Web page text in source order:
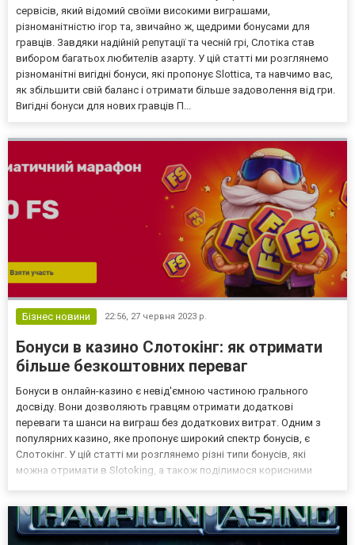
сервісів, який відомий своїми високими виграшами,
різноманітністю ігор та, звичайно ж, щедрими бонусами для
гравців. Завдяки надійній репутації та чесній грі, Слотіка став
вибором багатьох любителів азарту. У цій статті ми розглянемо
різноманітні вигідні бонуси, які пропонує Slottica, та навчимо вас,
як збільшити свій баланс і отримати більше задоволення від гри.
Вигідні бонуси для нових гравців П...
Бізнес новини 22:56, 27 червня 2023 р.
Бонуси в казино Слотокінг: як отримати
більше безкоштовних переваг
Бонуси в онлайн-казино є невід'ємною частиною грального
досвіду. Вони дозволяють гравцям отримати додаткові
переваги та шанси на виграш без додаткових витрат. Одним з
популярних казино, яке пропонує широкий спектр бонусів, є
Слотокінг. У цій статті ми розглянемо різні типи бонусів, які
можна отримати в Slotoking, а також поділимося корисними